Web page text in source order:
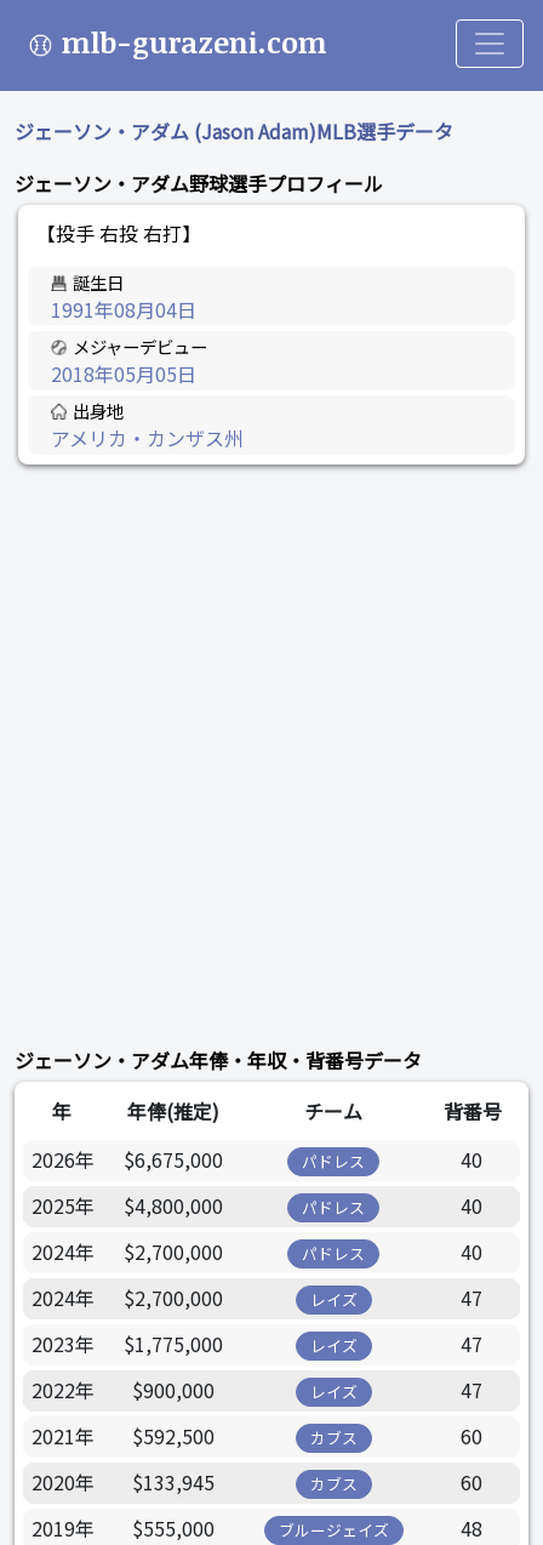
mlb-gurazeni.com
ジェーソン・アダム (Jason Adam)MLB選手データ
ジェーソン・アダム野球選手プロフィール
【投手 右投 右打】
誕生日
1991年08月04日
メジャーデビュー
2018年05月05日
出身地
アメリカ・カンザス州
ジェーソン・アダム年俸・年収・背番号データ
年
年俸(推定) チーム
背番号
2026年
$6,675,000 パドレス
40
2025年
$4,800,000 パドレス
40
2024年
$2,700,000 パドレス
40
2024年
$2,700,000 レイズ
47
2023年
$1,775,000 レイズ
47
2022年
$900,000 レイズ
47
2021年
$592,500 カブス
60
2020年
$133,945 カブス
60
2019年
$555,000 ブルージェイズ
48